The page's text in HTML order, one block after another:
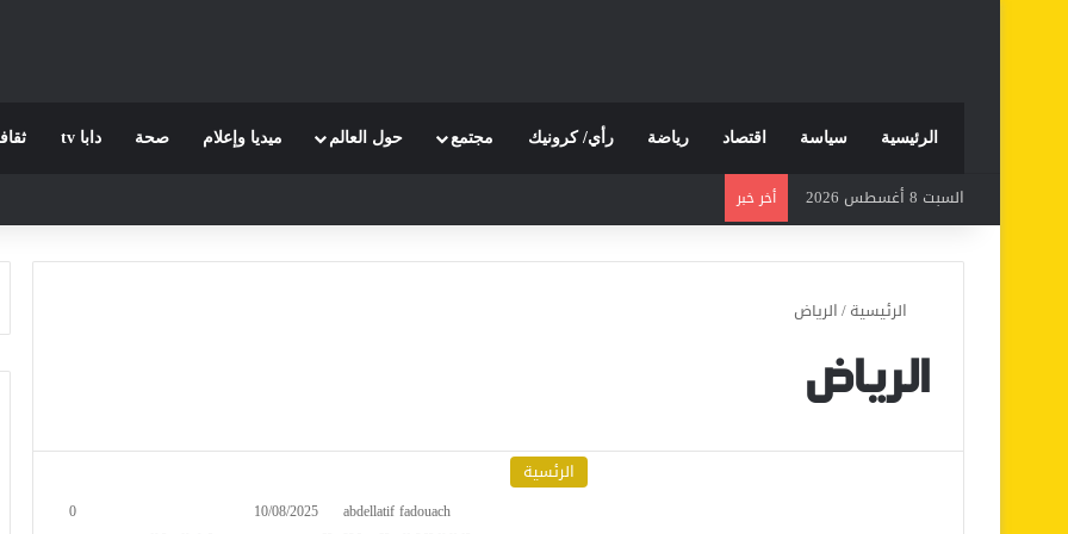
الرئيسية سياسة اقتصاد رياضة رأي/ كرونيك مجتمع حول العالم ميديا وإعلام صحة دابا tv
السبت 8 أغسطس 2026 أخر خبر
الرئيسية/الرياض
الرياض
الرئسية
abdellatif fadouach
10/08/2025
0